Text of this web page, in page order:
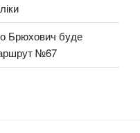
Брюхович буде
№67